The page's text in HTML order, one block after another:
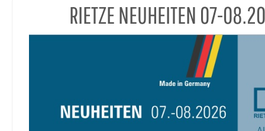
RIETZE NEUHEITEN 07-